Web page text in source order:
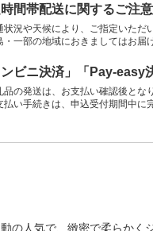
間帯配送に関するご注意
況や天候により、ご指定いただ
一部の地域におきましてはお届
ンビニ決済」「Pay-
の発送は、お支払い確認後とな
い手続きは、申込受付期間中に
の人気で、緻密で柔らかく